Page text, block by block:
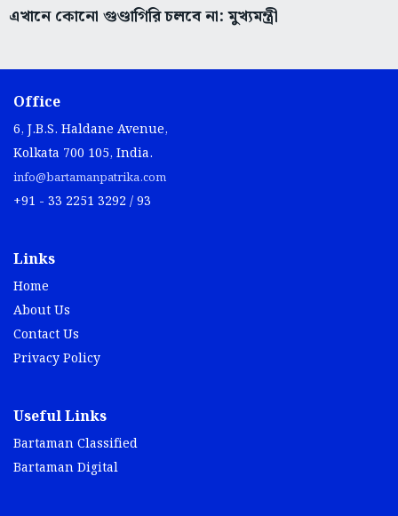
এখানে কোনো গুণ্ডাগিরি চলবে না: মুখ্যমন্ত্রী
Office
6, J.B.S. Haldane Avenue,
Kolkata 700 105, India.
info@bartamanpatrika.com
+91 - 33 2251 3292 / 93
Links
Home
About Us
Contact Us
Privacy Policy
Useful Links
Bartaman Classified
Bartaman Digital